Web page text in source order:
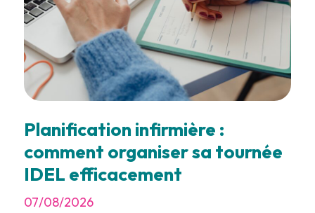
Planification infirmière :
comment organiser sa tournée
IDEL efficacement
07/08/2026